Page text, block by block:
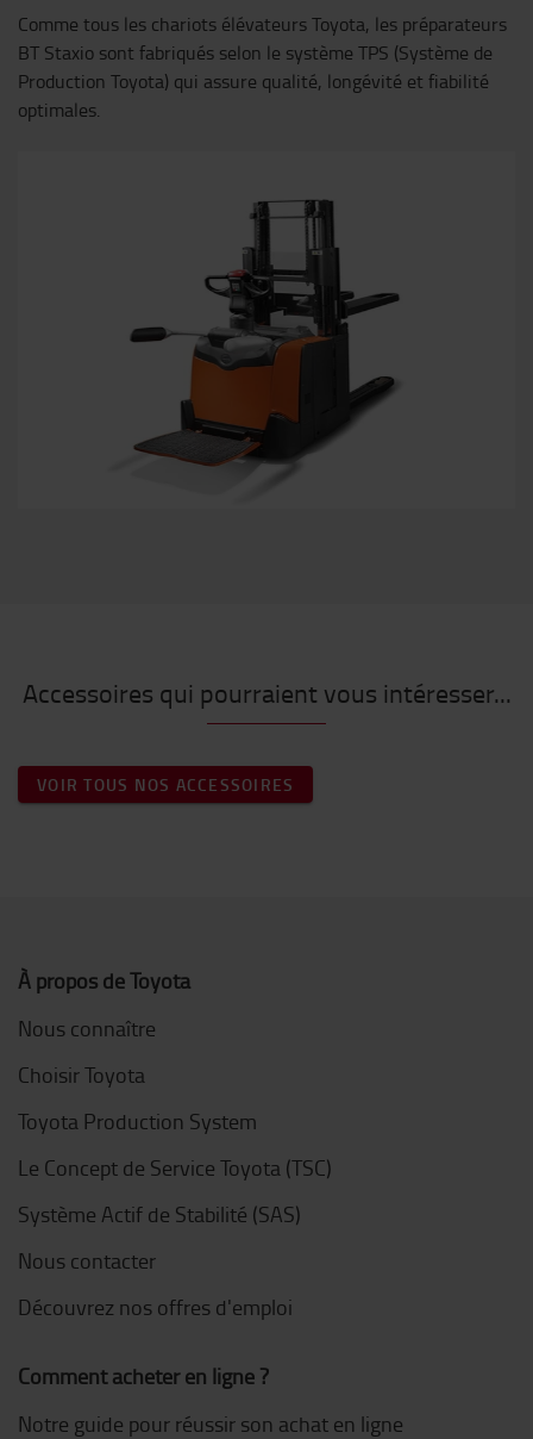
Comme tous les chariots élévateurs Toyota, les préparateurs
BT Staxio sont fabriqués selon le système TPS (Système de
Production Toyota) qui assure qualité, longévité et fiabilité
optimales.
Accessoires qui pourraient vous intéresser...
VOIR TOUS NOS ACCESSOIRES
À propos de Toyota
Nous connaître
Choisir Toyota
Toyota Production System
Le Concept de Service Toyota (TSC)
Système Actif de Stabilité (SAS)
Nous contacter
Découvrez nos offres d'emploi
Comment acheter en ligne ?
Notre guide pour réussir son achat en ligne